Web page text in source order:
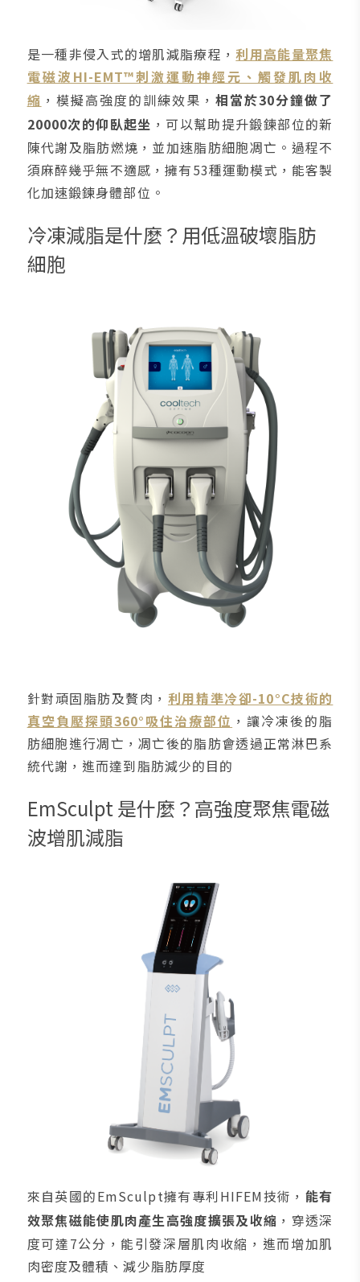
是一種非侵入式的增肌減脂療程，利用高能量聚焦
電磁波HI-EMT™刺激運動神經元、觸發肌肉收
縮 ，模擬高強度的訓練效果， 相當於30分鐘做了
20000次的仰臥起坐 ，可以幫助提升鍛鍊部位的新
陳代謝及脂肪燃燒，並加速脂肪細胞凋亡。過程不
須麻醉幾乎無不適感，擁有53種運動模式，能客製
化加速鍛鍊身體部位。
冷凍減脂是什麼？用低溫破壞脂肪
細胞
針對頑固脂肪及贅肉， 利用精準冷卻-10°C技術的
真空負壓探頭360°吸住治療部位 ，讓冷凍後的脂
肪細胞進行凋亡，凋亡後的脂肪會透過正常淋巴系
統代謝，進而達到脂肪減少的目的
EmSculpt 是什麼？高強度聚焦電磁
波增肌減脂
來自英國的EmSculpt擁有專利HIFEM技術， 能有
效聚焦磁能使肌肉產生高強度擴張及收縮 ，穿透深
度可達7公分，能引發深層肌肉收縮，進而增加肌
肉密度及體積、減少脂肪厚度